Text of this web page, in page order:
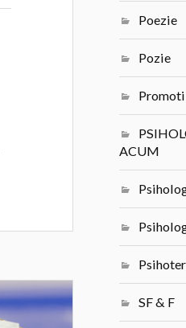
Poezie
Pozie
ACUM
SF & F